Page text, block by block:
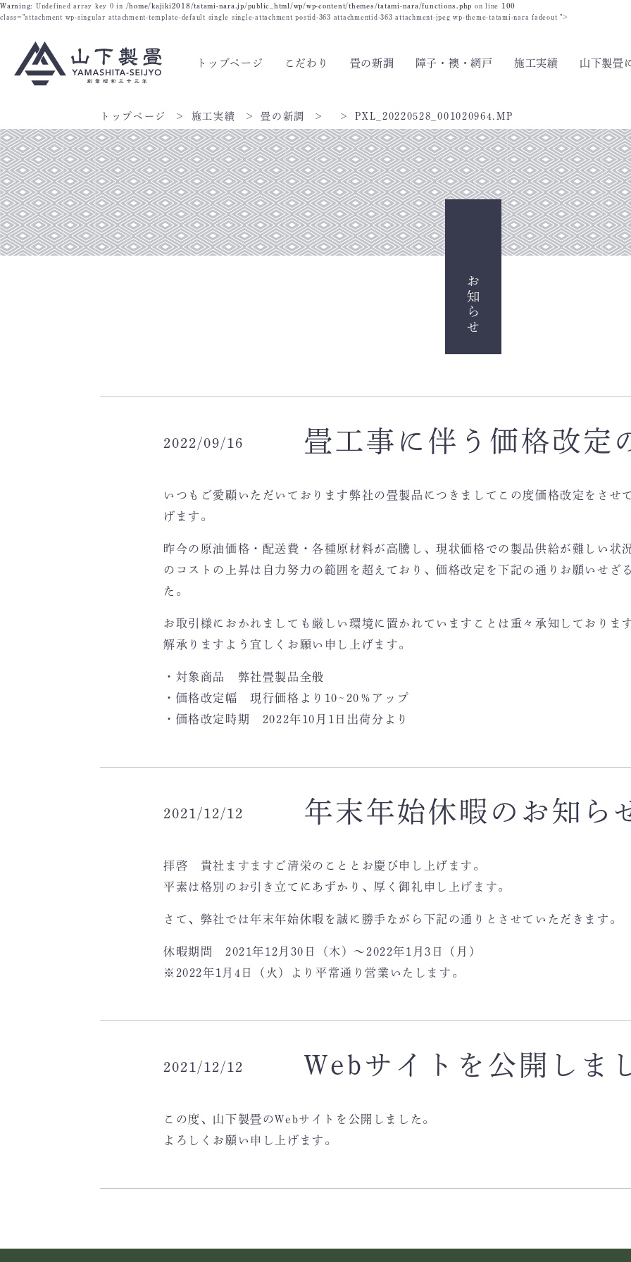
Warning: Undefined array key 0 in /home/kajiki2018/tatami-nara.jp/public_html/wp/wp-content/themes/tatami-nara/functions.php on line 100
class="attachment wp-singular attachment-template-default single single-attachment postid-363 attachmentid-363 attachment-jpeg wp-theme-tatami-nara fadeout ">
トップページ こだわり 畳の新調 障子・襖・網戸 施工実績 山下製畳
トップページ 施工実績 畳の新調 PXL_20220528_001020964.MP
お知らせ
2022/09/16 畳工事に伴う価格改定
いつもご愛顧いただいております弊社の畳製品につきましてこの度価格改定をさせ
げます。
昨今の原油価格・配送費・各種原材料が高騰し、現状価格での製品供給が難しい状
のコストの上昇は自力努力の範囲を超えており、価格改定を下記の通りお願いせざ
た。
お取引様におかれましても厳しい環境に置かれていますことは重々承知しておりま
解承りますよう宜しくお願い申し上げます。
・対象商品 弊社畳製品全般
・価格改定幅 現行価格より10~20％アップ
・価格改定時期 2022年10月1日出荷分より
2021/12/12 年末年始休暇のお知ら
拝啓 貴社ますますご清栄のこととお慶び申し上げます。
平素は格別のお引き立てにあずかり、厚く御礼申し上げます。
さて、弊社では年末年始休暇を誠に勝手ながら下記の通りとさせていただきます。
休暇期間 2021年12月30日（木）～2022年1月3日（月）
※2022年1月4日（火）より平常通り営業いたします。
2021/12/12 Webサイトを公開しま
この度、山下製畳のWebサイトを公開しました。
よろしくお願い申し上げます。